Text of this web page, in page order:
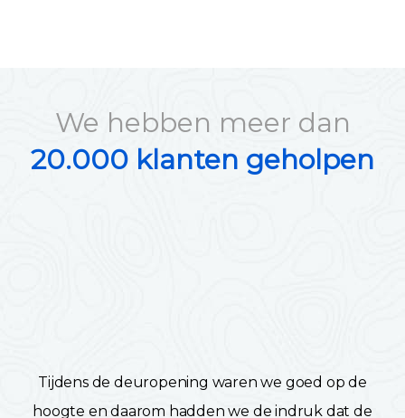
We hebben meer dan
20.000 klanten geholpen
Tijdens de deuropening waren we goed op de
hoogte en daarom hadden we de indruk dat de